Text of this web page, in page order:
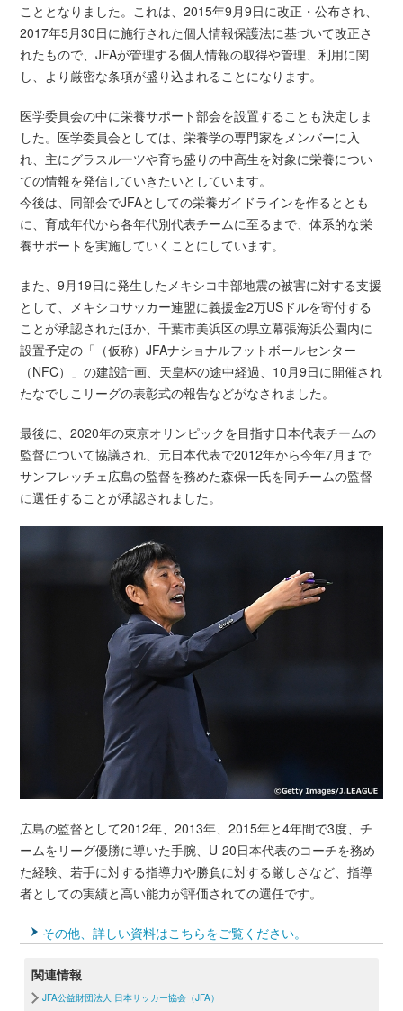
こととなりました。これは、2015年9月9日に改正・公布され、
2017年5月30日に施行された個人情報保護法に基づいて改正さ
れたもので、JFAが管理する個人情報の取得や管理、利用に関
し、より厳密な条項が盛り込まれることになります。
医学委員会の中に栄養サポート部会を設置することも決定しま
した。医学委員会としては、栄養学の専門家をメンバーに入
れ、主にグラスルーツや育ち盛りの中高生を対象に栄養につい
ての情報を発信していきたいとしています。
今後は、同部会でJFAとしての栄養ガイドラインを作るととも
に、育成年代から各年代別代表チームに至るまで、体系的な栄
養サポートを実施していくことにしています。
また、9月19日に発生したメキシコ中部地震の被害に対する支援
として、メキシコサッカー連盟に義援金2万USドルを寄付する
ことが承認されたほか、千葉市美浜区の県立幕張海浜公園内に
設置予定の「（仮称）JFAナショナルフットボールセンター
（NFC）」の建設計画、天皇杯の途中経過、10月9日に開催され
たなでしこリーグの表彰式の報告などがなされました。
最後に、2020年の東京オリンピックを目指す日本代表チームの
監督について協議され、元日本代表で2012年から今年7月まで
サンフレッチェ広島の監督を務めた森保一氏を同チームの監督
に選任することが承認されました。
広島の監督として2012年、2013年、2015年と4年間で3度、チ
ームをリーグ優勝に導いた手腕、U-20日本代表のコーチを務め
た経験、若手に対する指導力や勝負に対する厳しさなど、指導
者としての実績と高い能力が評価されての選任です。
その他、詳しい資料はこちらをご覧ください。
関連情報
JFA公益財団法人 日本サッカー協会（JFA）